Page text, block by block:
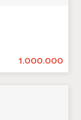
1.000.000